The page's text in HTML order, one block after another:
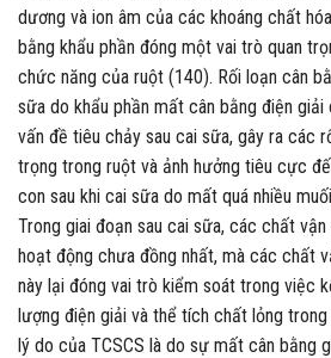
dương và ion âm của các khoáng chất
bằng khẩu phần đóng một vai trò quan
chức năng của ruột (140). Rối loạn cân
sữa do khẩu phần mất cân bằng điện
vấn đề tiêu chảy sau cai sữa, gây ra các
trọng trong ruột và ảnh hưởng tiêu cực
con sau khi cai sữa do mất quá nhiều
Trong giai đoạn sau cai sữa, các chất vận
hoạt động chưa đồng nhất, mà các chất
này lại đóng vai trò kiểm soát trong việc
lượng điện giải và thể tích chất lỏng
l‎ý do của TCSCS là do sự mất cân bằng